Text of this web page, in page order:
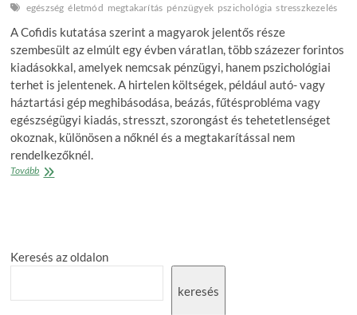
egészség életmód megtakarítás pénzügyek pszichológia stresszkezelés
A Cofidis kutatása szerint a magyarok jelentős része
szembesült az elmúlt egy évben váratlan, több százezer forintos
kiadásokkal, amelyek nemcsak pénzügyi, hanem pszichológiai
terhet is jelentenek. A hirtelen költségek, például autó- vagy
háztartási gép meghibásodása, beázás, fűtésprobléma vagy
egészségügyi kiadás, stresszt, szorongást és tehetetlenséget
okoznak, különösen a nőknél és a megtakarítással nem
rendelkezőknél.
TovábbPénztárcájuk
megviselik
a
kiadások
Keresés az oldalon
keresés